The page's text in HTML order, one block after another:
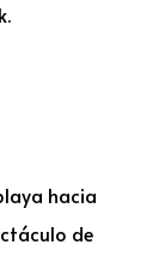
hacia
de